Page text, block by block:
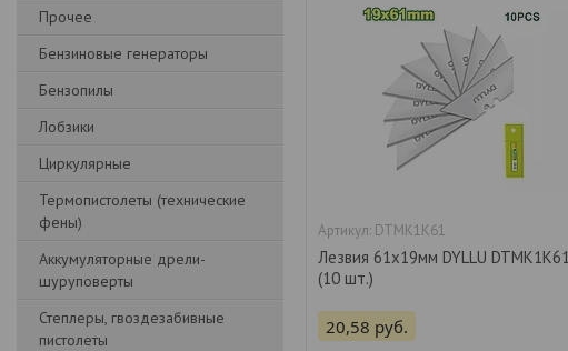
Прочее
Бензиновые генераторы
Бензопилы
Лобзики
Циркулярные
Термопистолеты (технические
фены)
Аккумуляторные дрели-
шуруповерты
Степлеры, гвоздезабивные
пистолеты
DTMK1K61
Лезвия 61х19мм DYLLU DTMK1K61
(10 шт.)
20,58 руб.